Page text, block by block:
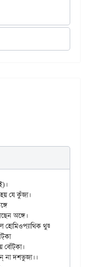
যে কুঁজা।
অঙ্গে।
থুজা।।